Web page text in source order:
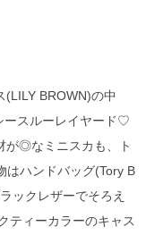
(LILY BROWN)の中
ースルーレイヤード♡
が◎なミニスカも、ト
はハンドバッグ(Tory B
ックレザーでそろえ
ティーカラーのキャス